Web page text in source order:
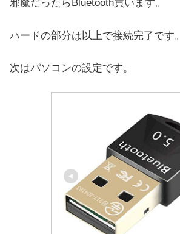
邪魔だったらBluetooth買います。
ハードの部分は以上で接続完了です。
次はパソコンの設定です。